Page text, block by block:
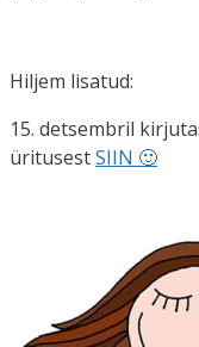
Hiljem lisatud:
15. detsembril
üritusestSIIN 🙂